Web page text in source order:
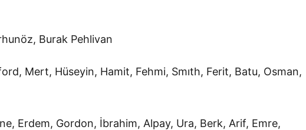
Burak Pehlivan
Mert, Hüseyin, Hamit, Fehmi, Smıth, Ferit, Batu, Osman,
Erdem, Gordon, İbrahim, Alpay, Ura, Berk, Arif, Emre,